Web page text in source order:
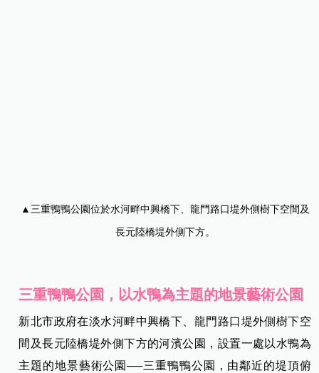
▲三重鴨鴨公園位於水河畔中興橋下、龍門路口堤外側樹下空間及
長元陸橋堤外側下方。
三重鴨鴨公園，以水鴨為主題的地景藝術公園
新北市政府在淡水河畔中興橋下、龍門路口堤外側樹下空
間及長元陸橋堤外側下方的河濱公園，設置一處以水鴨為
主題的地景藝術公園──三重鴨鴨公園，由鄰近的堤頂俯